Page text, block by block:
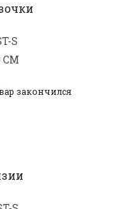
S
СМ
закончился